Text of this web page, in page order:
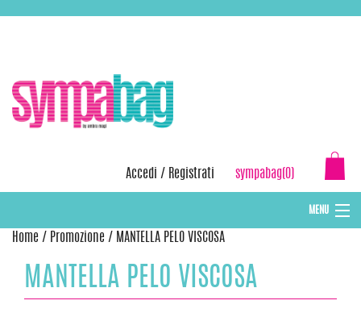
Accedi / Registrati sympabag(0)
MENU
CAPPELLI INVERNALI DONNA
CAPPELLI INVERNALI BAMBINI
Home / Promozione / MANTELLA PELO VISCOSA
MANTELLA PELO VISCOSA